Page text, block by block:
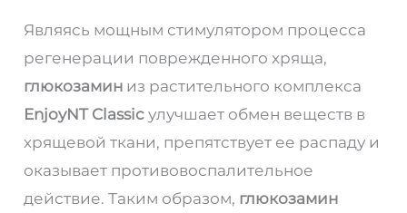
Являясь мощным стимулятором процесса
регенерации поврежденного хряща,
глюкозамин из растительного комплекса
EnjoyNT Classic улучшает обмен веществ в
хрящевой ткани, препятствует ее распаду и
оказывает противовоспалительное
действие. Таким образом, глюкозамин